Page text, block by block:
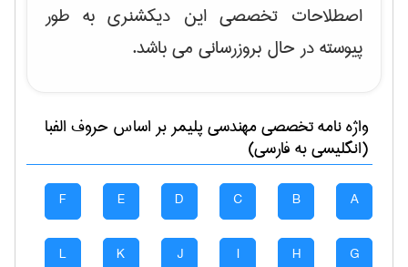
اصطلاحات تخصصی این دیکشنری به طور
پیوسته در حال بروزرسانی می باشد.
واژه نامه تخصصیمهندسی پليمربر اساس حروف الفبا
(انگلیسی به فارسی)
A
B
C
D
E
F
G
H
I
J
K
L